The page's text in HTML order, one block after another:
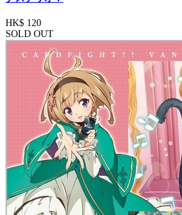
HK$ 120
SOLD OUT